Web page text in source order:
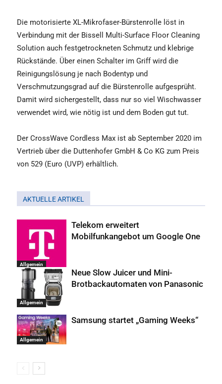
Die motorisierte XL-Mikrofaser-Bürstenrolle löst in
Verbindung mit der Bissell Multi-Surface Floor Cleaning
Solution auch festgetrockneten Schmutz und klebrige
Rückstände. Über einen Schalter im Griff wird die
Reinigungslösung je nach Bodentyp und
Verschmutzungsgrad auf die Bürstenrolle aufgesprüht.
Damit wird sichergestellt, dass nur so viel Wischwasser
verwendet wird, wie nötig ist und dem Boden gut tut.
Der CrossWave Cordless Max ist ab September 2020 im
Vertrieb über die Duttenhofer GmbH & Co KG zum Preis
von 529 (Euro (UVP) erhältlich.
AKTUELLE ARTIKEL
Allgemein
Telekom erweitert
Mobilfunkangebot um Google One
Allgemein
Neue Slow Juicer und Mini-
Brotbackautomaten von Panasonic
Allgemein
Samsung startet „Gaming Weeks“